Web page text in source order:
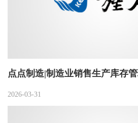
点点制造|制造业销售生产库存
2026-03-31